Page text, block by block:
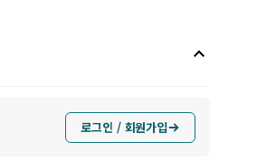
keyboard_arrow_up
로그인 / 회원가입